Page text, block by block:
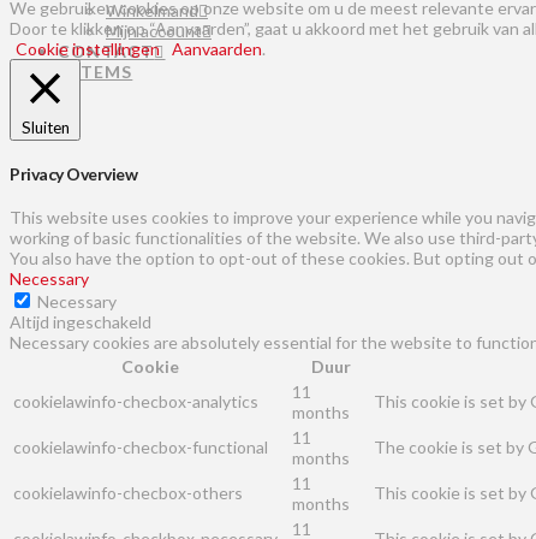
Winkelmand
Mijn account
CONTACT
0 ITEMS
We gebruiken cookies op onze website om u de meest relevante
Door te klikken op “Aanvaarden”, gaat u akkoord met het gebruik
Cookie instellingen Aanvaarden.
Sluiten
Privacy Overview
This website uses cookies to improve your experience while you
working of basic functionalities of the website. We also use third-
You also have the option to opt-out of these cookies. But opting out
Necessary
Necessary
Altijd ingeschakeld
Necessary cookies are absolutely essential for the website to
Cookie
Duur
cookielawinfo-checbox-analytics
11
months
This cookie is set by
cookielawinfo-checbox-functional
11
months
The cookie is set by
cookielawinfo-checbox-others
11
months
This cookie is set by
11